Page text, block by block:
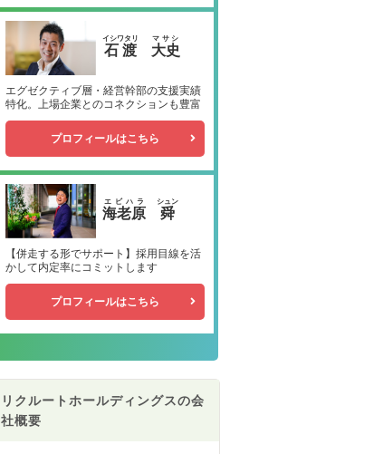
石渡
イシワタリ
大史
マサシ
エグゼクティブ層・経営幹部の支援実績
特化。上場企業とのコネクションも豊富
プロフィールはこちら
海老原
エビハラ
舜
シュン
【併走する形でサポート】採用目線を活
かして内定率にコミットします
プロフィールはこちら
リクルートホールディングスの会
社概要